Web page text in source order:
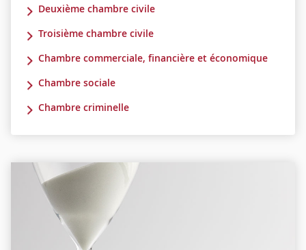
Deuxième chambre civile
Troisième chambre civile
Chambre commerciale, financière et économique
Chambre sociale
Chambre criminelle